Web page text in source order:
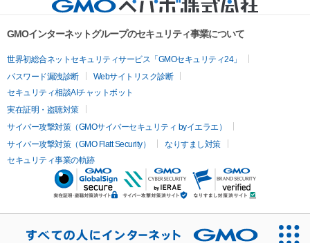
GMOインターネットグループのセキュリティ事業について
世界初総合ネットセキュリティサービス「GMOセキュリティ24」
パスワード漏洩診断
Webサイトリスク診断
セキュリティ相談AIチャットボット
実在証明・盗聴対策
サイバー攻撃対策（GMOサイバーセキュリティ byイエラエ）
サイバー攻撃対策（GMO Flatt Security）
なりすまし対策
セキュリティ事業の軌跡